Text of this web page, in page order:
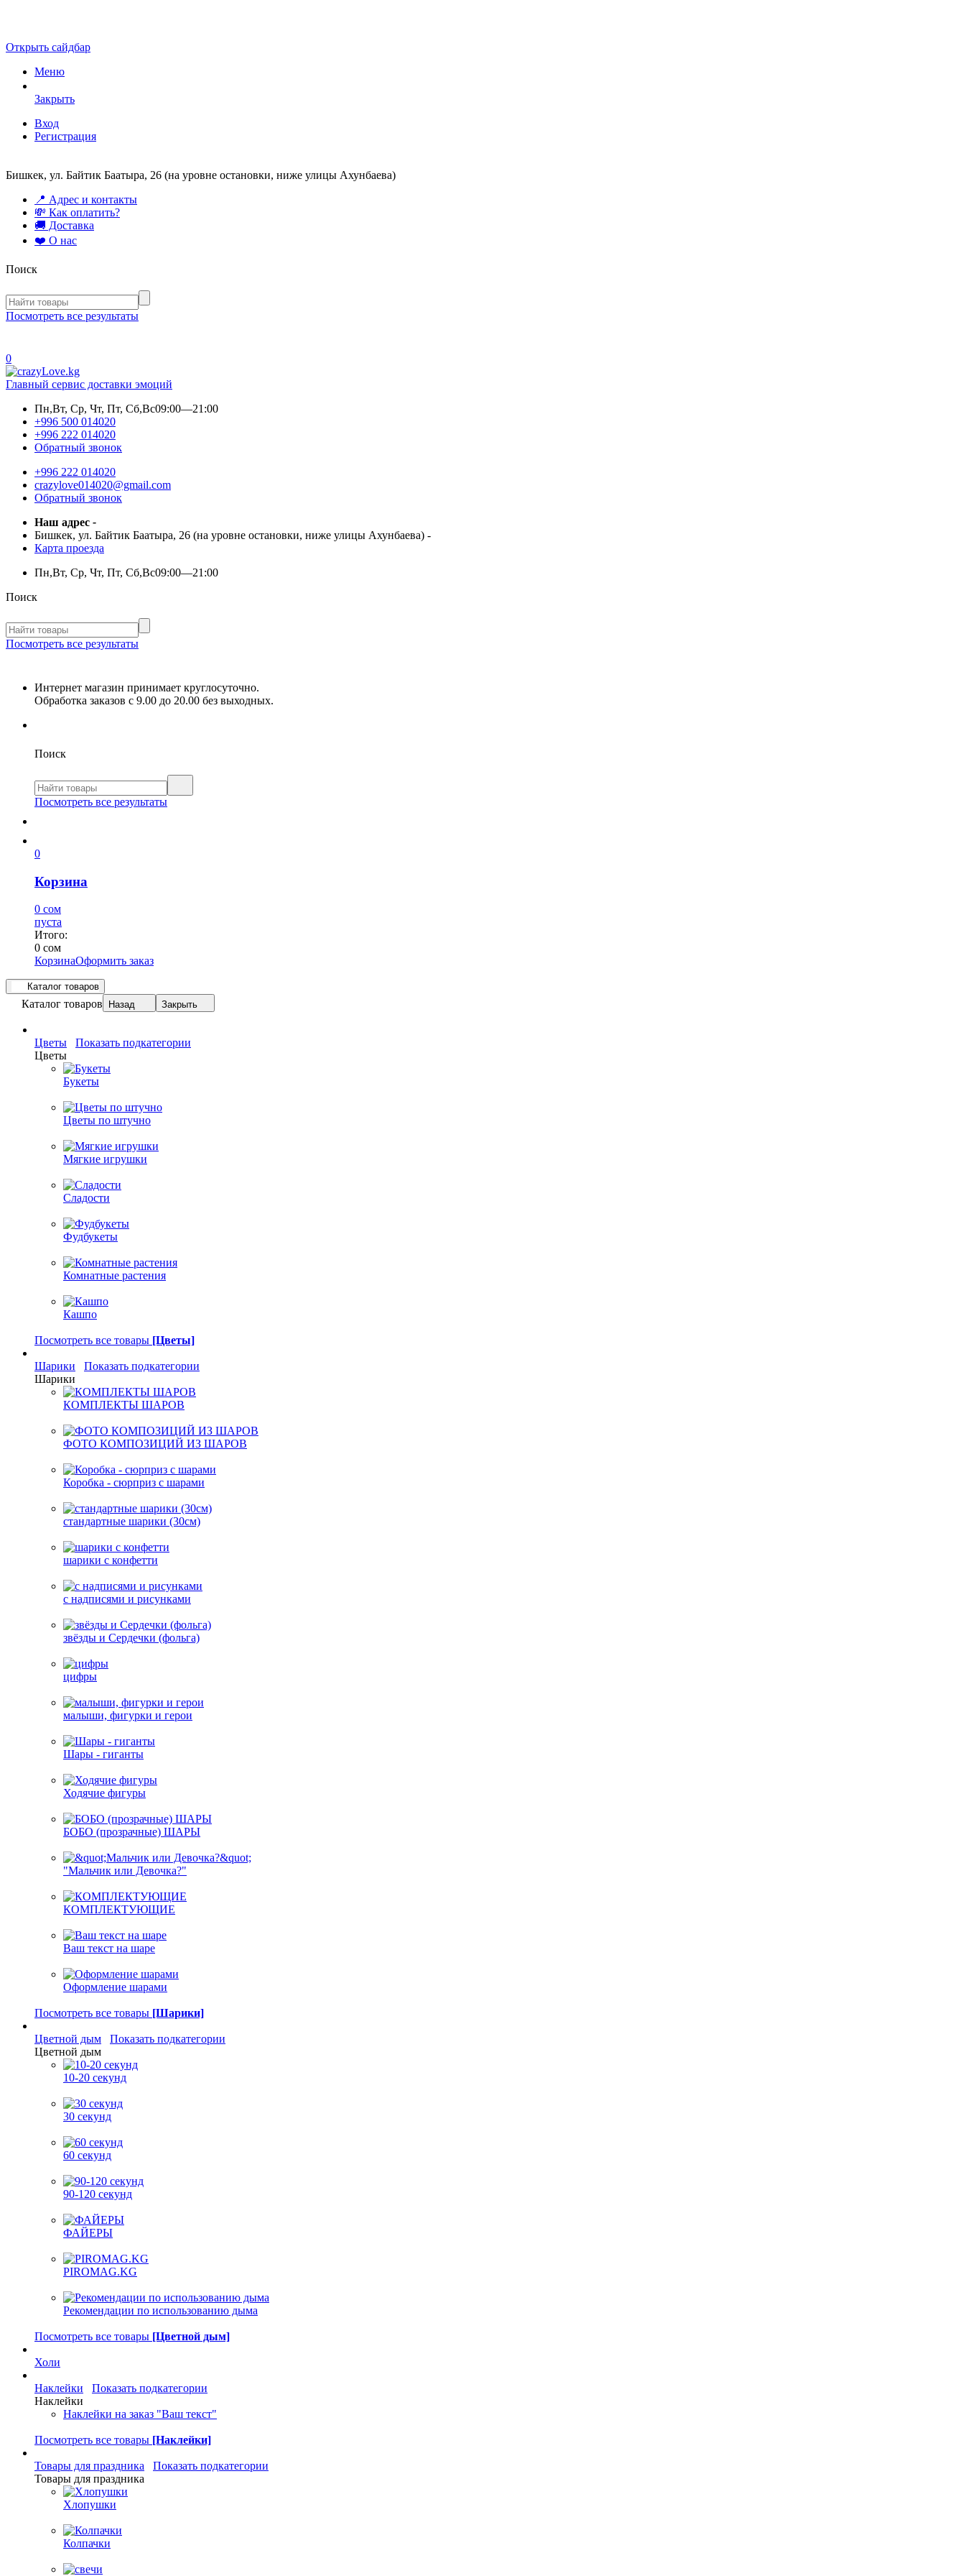
Открыть сайдбар
Меню
Закрыть
Вход
Регистрация
Бишкек, ул. Байтик Баатыра, 26 (на уровне остановки, ниже улицы Ахунбаева)
📍 Адрес и контакты
💸 Как оплатить?
🚚 Доставка
❤️ О нас
Поиск
Посмотреть все результаты
0
Главный сервис доставки эмоций
Пн,Вт, Ср, Чт, Пт, Сб,Вс09:00—21:00
+996 500 014020
+996 222 014020
Обратный звонок
+996 222 014020
crazylove014020@gmail.com
Обратный звонок
Наш адрес -
Бишкек, ул. Байтик Баатыра, 26 (на уровне остановки, ниже улицы Ахунбаева) -
Карта проезда
Пн,Вт, Ср, Чт, Пт, Сб,Вс09:00—21:00
Поиск
Посмотреть все результаты
Интернет магазин принимает круглосуточно.
Обработка заказов с 9.00 до 20.00 без выходных.
Поиск
Посмотреть все результаты
0
Корзина
0 сом
пуста
Итого:
0 сом
КорзинаОформить заказ
Каталог товаров
Каталог товаров Назад Закрыть
Цветы
Показать подкатегории
Цветы
Букеты
Цветы по штучно
Мягкие игрушки
Сладости
Фудбукеты
Комнатные растения
Кашпо
Посмотреть все товары [Цветы]
Шарики
Показать подкатегории
Шарики
КОМПЛЕКТЫ ШАРОВ
ФОТО КОМПОЗИЦИЙ ИЗ ШАРОВ
Коробка - сюрприз с шарами
стандартные шарики (30см)
шарики с конфетти
с надписями и рисунками
звёзды и Сердечки (фольга)
цифры
малыши, фигурки и герои
Шары - гиганты
Ходячие фигуры
БОБО (прозрачные) ШАРЫ
"Мальчик или Девочка?"
КОМПЛЕКТУЮЩИЕ
Ваш текст на шаре
Оформление шарами
Посмотреть все товары [Шарики]
Цветной дым
Показать подкатегории
Цветной дым
10-20 секунд
30 секунд
60 секунд
90-120 секунд
ФАЙЕРЫ
PIROMAG.KG
Рекомендации по использованию дыма
Посмотреть все товары [Цветной дым]
Холи
Наклейки
Показать подкатегории
Наклейки
Наклейки на заказ "Ваш текст"
Посмотреть все товары [Наклейки]
Товары для праздника
Показать подкатегории
Товары для праздника
Хлопушки
Колпачки